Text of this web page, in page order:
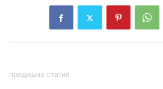
предишна статия